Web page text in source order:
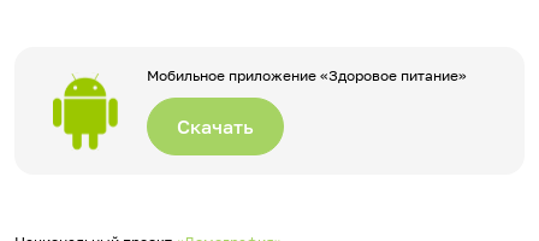
Мобильное приложение «Здоровое питание»
Скачать